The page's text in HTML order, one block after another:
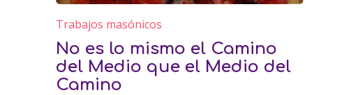
Trabajos masónicos
No es lo mismo el Camino
del Medio que el Medio del
Camino